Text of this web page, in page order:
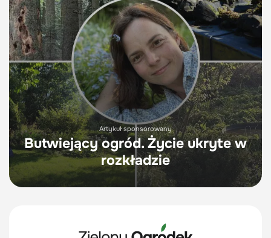
Artykuł sponsorowany
Butwiejący ogród. Życie ukryte w
rozkładzie